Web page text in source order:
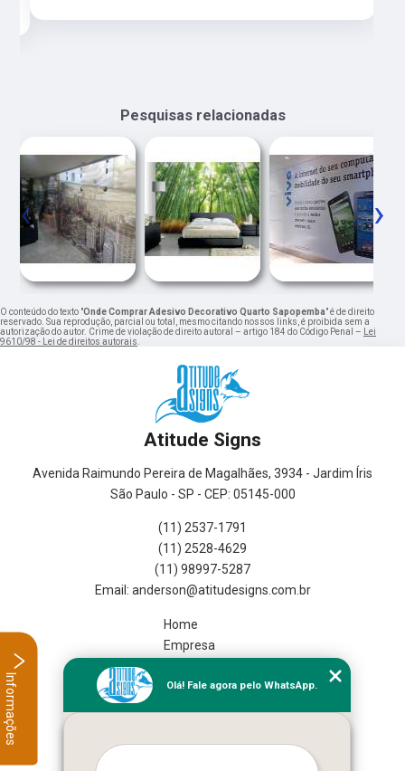
Pesquisas relacionadas
‹ ›
O conteúdo do texto "Onde Comprar Adesivo Decorativo Quarto Sapopemba" é de direito
reservado. Sua reprodução, parcial ou total, mesmo citando nossos links, é proibida sem a
autorização do autor. Crime de violação de direito autoral – artigo 184 do Código Penal –
Lei
9610/98 - Lei de direitos autorais
Atitude Signs
Avenida Raimundo Pereira de Magalhães, 3934 - Jardim Íris
São Paulo - SP - CEP: 05145-000
(11) 2537-1791
(11) 2528-4629
(11) 98997-5287
Home
Empresa
Serviços
Mais Serviços
Olá! Fale agora pelo WhatsApp.
Informações